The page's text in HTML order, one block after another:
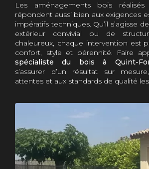
Les aménagements bois
répondent aussi bien aux exigences
impératifs techniques. Qu’il s’agisse
extérieur convivial ou de
chaleureux, chaque intervention est
confort, style et pérennité. Faire
spécialiste du bois à Quint-
s’assurer d’un résultat sur
attentes et aux standards de qualité